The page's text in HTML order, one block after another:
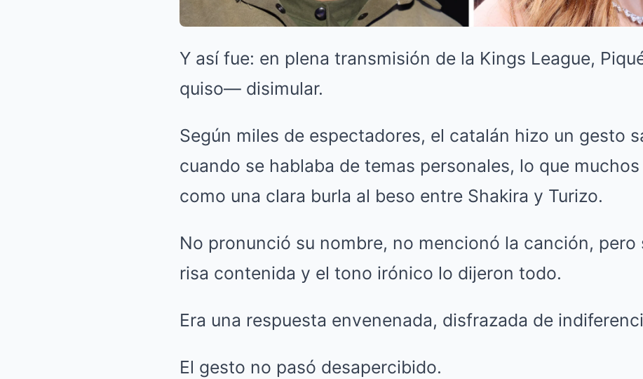
Y así fue: en plena transmisión de la Kings League,
quiso— disimular.
Según miles de espectadores, el catalán hizo un gesto
cuando se hablaba de temas personales, lo que
como una clara burla al beso entre Shakira y Turizo.
No pronunció su nombre, no mencionó la canción, pero
risa contenida y el tono irónico lo dijeron todo.
Era una respuesta envenenada, disfrazada de
El gesto no pasó desapercibido.